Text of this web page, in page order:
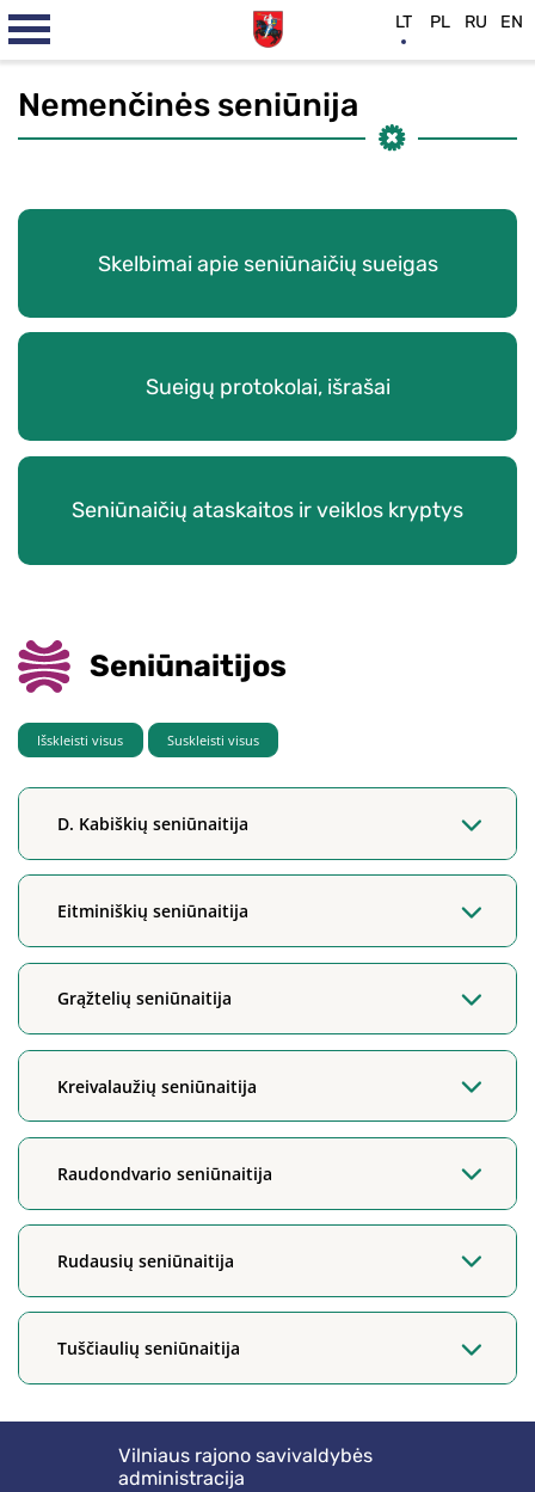
Nemenčinės seniūnija
Skelbimai apie seniūnaičių sueigas
Sueigų protokolai, išrašai
Seniūnaičių ataskaitos ir veiklos kryptys
Seniūnaitijos
Išskleisti visus Suskleisti visus
D. Kabiškių seniūnaitija
Eitminiškių seniūnaitija
Grąžtelių seniūnaitija
Kreivalaužių seniūnaitija
Raudondvario seniūnaitija
Rudausių seniūnaitija
Tuščiaulių seniūnaitija
Vilniaus rajono savivaldybės
administracija
LT PL RU EN